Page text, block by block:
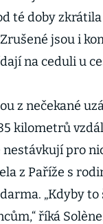
té doby
jsou i
na ceduli u
z nečekané
kilometrů
pro
z Paříže s
„Kdyby
říká